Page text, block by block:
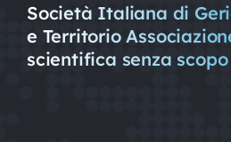
Società Italiana di
e Territorio
scientifica senza